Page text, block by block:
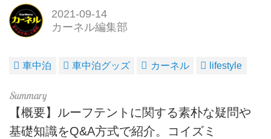
2021-09-14
カーネル編集部
車中泊 車中泊グッズ カーネル lifestyle
【概要】ルーフテントに関する素朴な疑問や
基礎知識をQ&A方式で紹介。コイズミ